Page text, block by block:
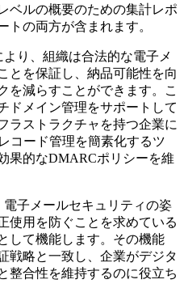
ベルの概要のための集計レポ
トの両方が含まれます。
り、組織は合法的な電子メ
とを保証し、納品可能性を向
を減らすことができます。こ
ドメイン管理をサポートして
ラストラクチャを持つ企業に
コード管理を簡素化するツ
果的なDMARCポリシーを維
子メールセキュリティの姿
使用を防ぐことを求めている
して機能します。その機能
戦略と一致し、企業がデジタ
整合性を維持するのに役立ち